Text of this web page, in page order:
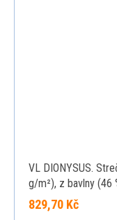
VL DIONYSUS.
g/m²), z bavlny (46
černá, 34
829,70 Kč